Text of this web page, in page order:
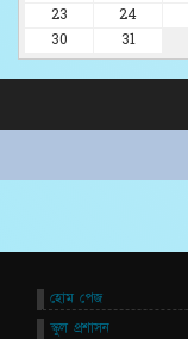
23
24
30
31
হোম পেজ
স্কুল প্রশাসন